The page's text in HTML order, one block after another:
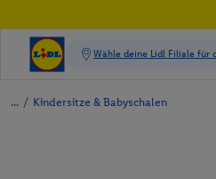
/ Kindersitze & Babyschalen